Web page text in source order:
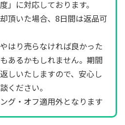
」に対応しております。
頂いた場合、8日間は返品可
はり売らなければ良かった
あるかもしれません。期間
しいたしますので、安心し
ください。
グ・オフ適用外となります